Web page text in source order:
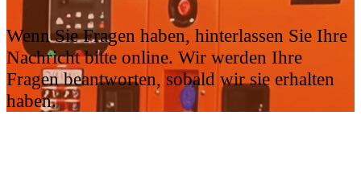
Wenn Sie Fragen haben, hinterlassen Sie Ihre
Nachricht bitte online. Wir werden Ihre
Fragen beantworten, sobald wir sie erhalten
haben.